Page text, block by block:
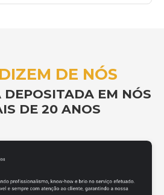
DE NÓS
EM NÓS
DE 20 ANOS